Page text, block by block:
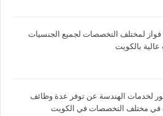
لمختلف التخصصات لجميع الجنسيات
عالية بالكويت
لخدمات الهندسة عن توفر عدة وظائف
في مختلف التخصصات في الكويت